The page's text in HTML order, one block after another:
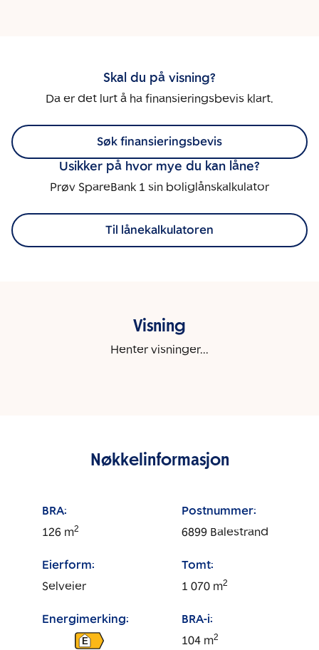
Skal du på visning?
Da er det lurt å ha finansieringsbevis klart.
Søk finansieringsbevis
Usikker på hvor mye du kan låne?
Prøv SpareBank 1 sin boliglånskalkulator
Til lånekalkulatoren
Visning
Henter visninger...
Nøkkelinformasjon
BRA:
126 m2
Postnummer:
6899 Balestrand
Eierform:
Selveier
Tomt:
1 070 m2
Energimerking:
E
BRA-i:
104 m2